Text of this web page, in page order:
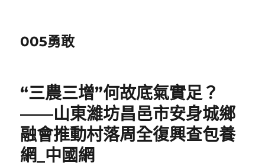
005勇敢
“三農三增”何故底氣實足？
——山東濰坊昌邑市安身城鄉
融會推動村落周全復興查包養
網_中國網